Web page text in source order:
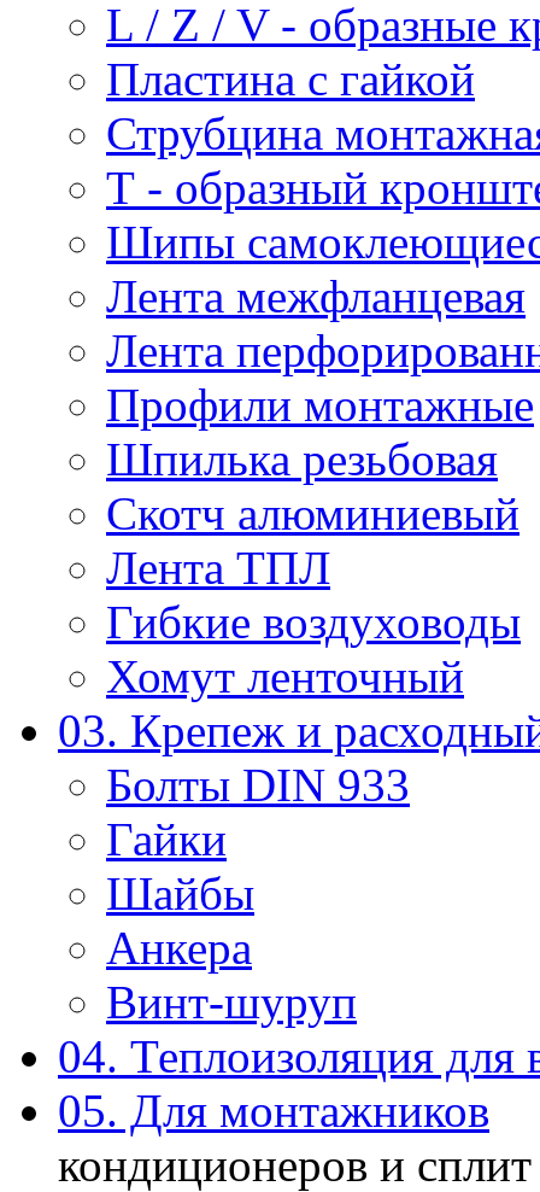
L / Z / V - образные
Пластина с гайкой
Струбцина
Т - образный
Шипы
Лента межфланцевая
Лента
Профили монтажные
Шпилька резьбовая
Скотч алюминиевый
Лента ТПЛ
Гибкие воздуховоды
Хомут ленточный
03. Крепеж и
Болты DIN 933
Гайки
Шайбы
Анкера
Винт-шуруп
04. Теплоизоляция для
05. Для монтажников
кондиционеров и